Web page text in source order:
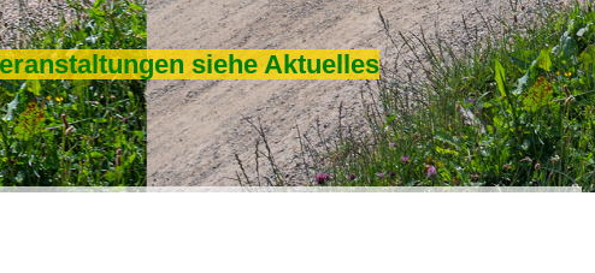
siehe Aktuelles